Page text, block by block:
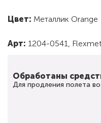
Цвет: Металлик Orange
Арт: 1204-0541,
Обработаны
Для продления полета